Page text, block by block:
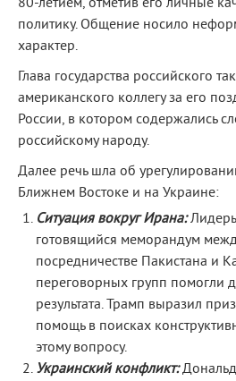
80-летием, отметив его личные
политику. Общение носило
характер.
Глава государства российского
американского коллегу за его
России, в котором содержались
российскому народу.
Далее речь шла об
Ближнем Востоке и на Украине:
Ситуация вокруг Ирана:
готовящийся меморандум
посредничестве Пакистана и
переговорных групп помогли
результата. Трамп выразил
помощь в поисках
этому вопросу.
Украинский конфликт: